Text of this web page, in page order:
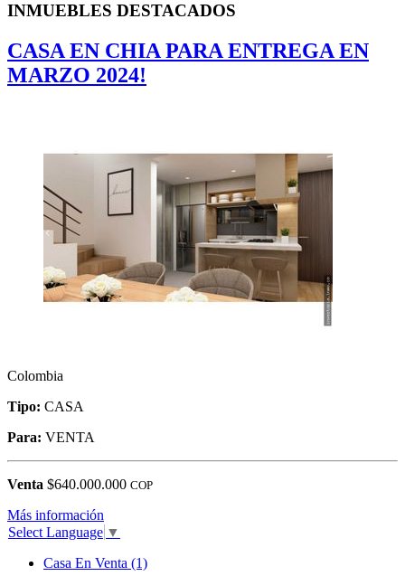
INMUEBLES DESTACADOS
CASA EN CHIA PARA ENTREGA EN
MARZO 2024!
Colombia
Tipo: CASA
Para: VENTA
Venta $640.000.000 COP
Más información
Select Language ▼
Casa En Venta (1)